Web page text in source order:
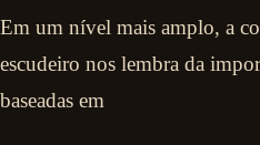
Em um nível mais amplo, a
escudeiro nos lembra da
baseadas em